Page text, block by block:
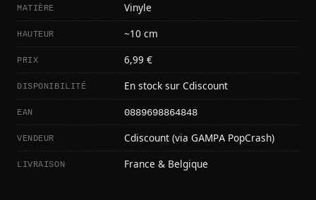
MATIÈRE Vinyle
HAUTEUR ~10 cm
PRIX 6,99 €
DISPONIBILITÉ En stock sur Cdiscount
EAN 0889698864848
VENDEUR Cdiscount (via GAMPA PopCrash)
LIVRAISON France & Belgique